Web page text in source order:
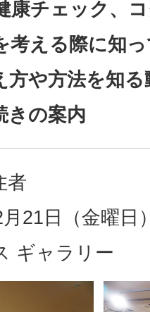
康チェック、
考える際に知
方や方法を知
きの案内
者
月21日（金曜
ギャラリー